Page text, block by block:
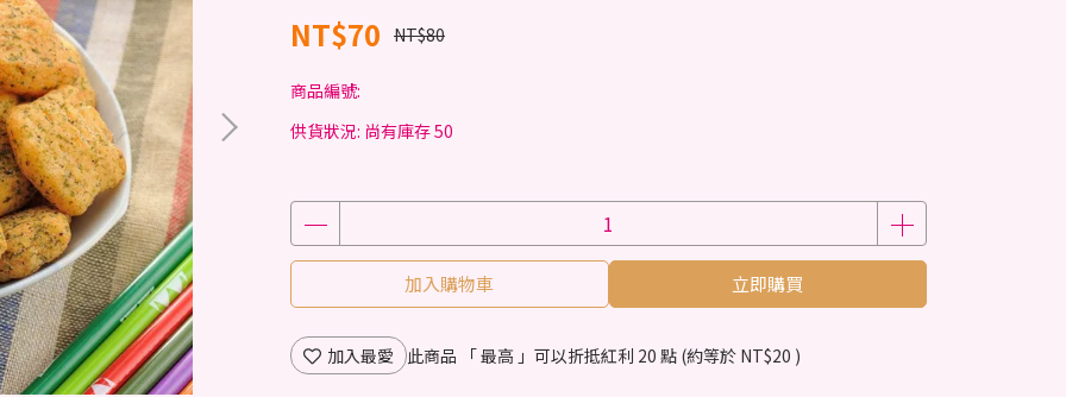
NT$70 NT$80
商品編號:
供貨狀況: 尚有庫存 50
加入購物車 立即購買
加入最愛 此商品 「 最高 」可以折抵紅利 20 點 (約等於 NT$20 )